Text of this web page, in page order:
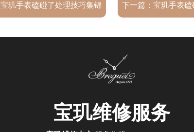
宝玑手表磕碰了处理技巧集锦 下一篇：宝玑手表磕
宝玑维修服务